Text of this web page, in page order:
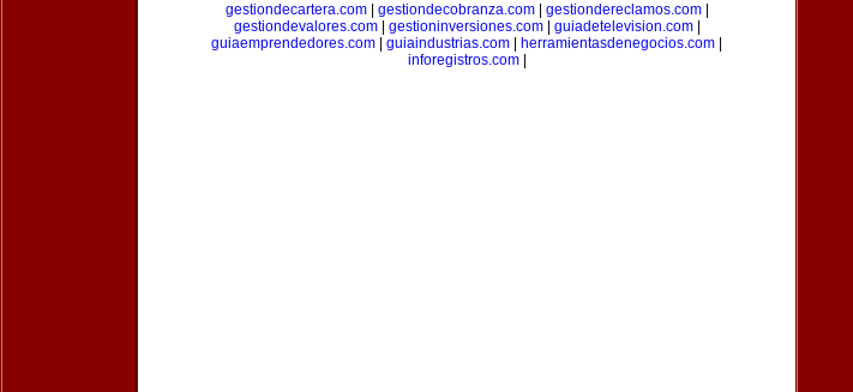
gestiondecartera.com| gestiondecobranza.com| gestiondereclamos.com|
gestiondevalores.com| gestioninversiones.com| guiadetelevision.com|
guiaemprendedores.com
guiaindustrias.com herramientasdenegocios.com
inforegistros.com|